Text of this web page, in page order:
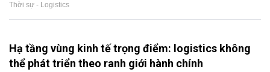
Thời sự - Logistics
Hạ tầng vùng kinh tế trọng điểm: logistics không
thể phát triển theo ranh giới hành chính